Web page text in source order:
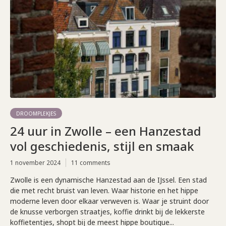
DROOMPLEKJES
24 uur in Zwolle – een Hanzestad
vol geschiedenis, stijl en smaak
1 november 2024 11 comments
Zwolle is een dynamische Hanzestad aan de IJssel. Een stad
die met recht bruist van leven. Waar historie en het hippe
moderne leven door elkaar verweven is. Waar je struint door
de knusse verborgen straatjes, koffie drinkt bij de lekkerste
koffietentjes, shopt bij de meest hippe boutique...